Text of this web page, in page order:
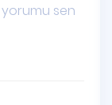
sen